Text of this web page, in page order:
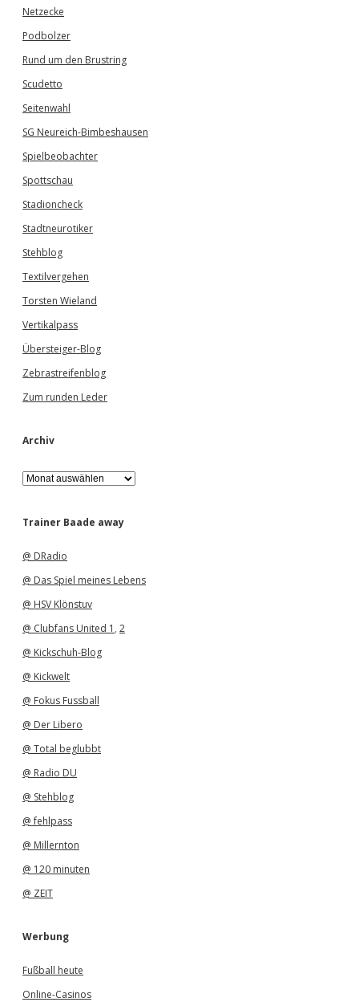
Netzecke
Podbolzer
Rund um den Brustring
Scudetto
Seitenwahl
SG Neureich-Bimbeshausen
Spielbeobachter
Spottschau
Stadioncheck
Stadtneurotiker
Stehblog
Textilvergehen
Torsten Wieland
Vertikalpass
Übersteiger-Blog
Zebrastreifenblog
Zum runden Leder
Archiv
A
r
h
Trainer Baade away
@ DRadio
@ Das Spiel meines Lebens
@ HSV Klönstuv
@ Clubfans United 1 , 2
@ Kickschuh-Blog
@ Kickwelt
@ Fokus Fussball
@ Der Libero
@ Total beglubbt
@ Radio DU
@ Stehblog
@ fehlpass
@ Millernton
@ 120 minuten
@ ZEIT
Werbung
Fußball heute
Online-Casinos